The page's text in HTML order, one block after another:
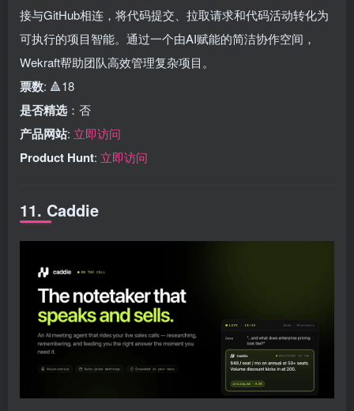
接与GitHub相连，将代码提交、拉取请求和代码活动转化为
可执行的项目智能。通过一个由AI赋能的简洁协作空间，
Wekraft帮助团队高效管理复杂项目。
票数: 🔺18
是否精选 ：否
产品网站: 立即访问
Product Hunt: 立即访问
11. Caddie